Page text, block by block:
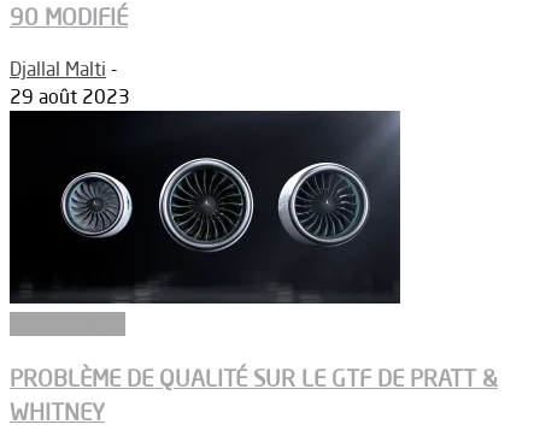
90 MODIFIÉ
Djallal Malti -
29 août 2023
PROBLÈME DE QUALITÉ SUR LE GTF DE PRATT &
WHITNEY